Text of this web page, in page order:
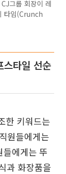
그룹 회장이 레
타임(Crunch
스타일 선순
한 키워드는
원들에게는
에게는 뚜
과 화장품을